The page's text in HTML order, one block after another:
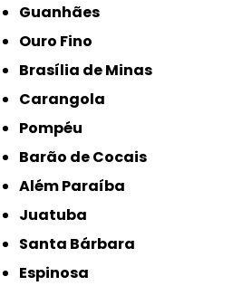
Guanhães
Ouro Fino
Brasília de Minas
Carangola
Pompéu
Barão de Cocais
Além Paraíba
Juatuba
Santa Bárbara
Espinosa